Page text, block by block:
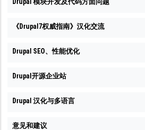
《Drupal7权威指南》汉化交流
Drupal SEO、性能优化
Drupal开源企业站
Drupal 汉化与多语言
意见和建议